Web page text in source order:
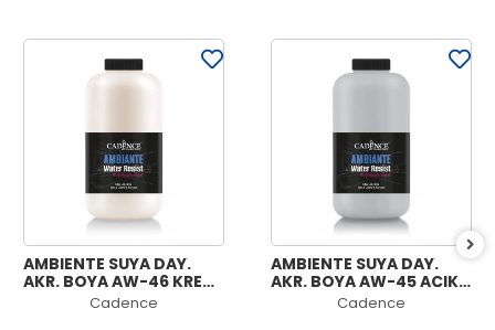
AMBIENTE SUYA DAY.
AKR. BOYA AW-46 KREM
2000ML + KATALİZÖR
Cadence
AMBIENTE SUYA DAY.
AKR. BOYA AW-45 AÇIK
GRİ 2000ML +
Cadence